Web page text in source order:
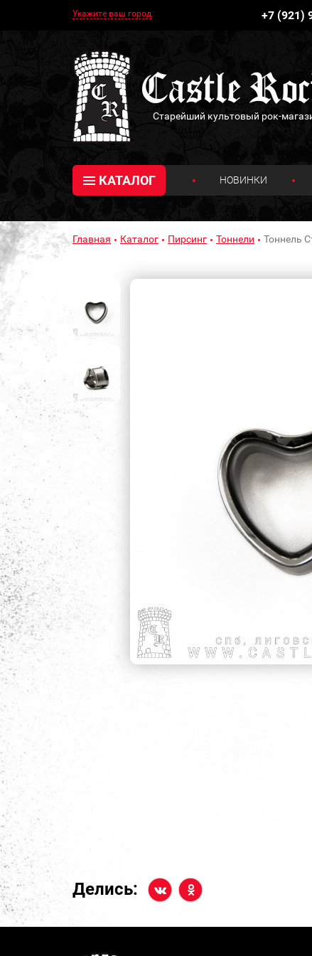
Укажите ваш город +7 (921)
Старейший культовый рок-
КАТАЛОГ НОВИНКИ
Главная Каталог Пирсинг Тоннели Тоннель
Делись: